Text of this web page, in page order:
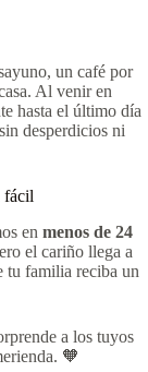
un café por
Al venir en
hasta el último día
desperdicios ni
fácil
en menos de 24
el cariño llega a
tu familia reciba un
a los tuyos
🧡